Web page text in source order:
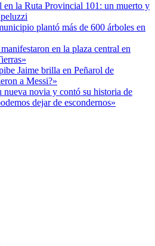
en la Ruta Provincial 101: un muerto y
plantó más de 600 árboles en
en la plaza central en
Jaime brilla en Peñarol de
a Messi?»
nueva novia y contó su historia de
dejar de escondernos»